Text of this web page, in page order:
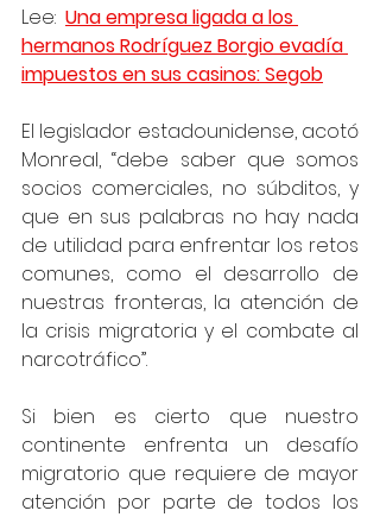
Lee: Una empresa ligada a los
hermanos Rodríguez Borgio evadía
impuestos en sus casinos: Segob
El legislador estadounidense, acotó
Monreal, “debe saber que somos
socios comerciales, no súbditos, y
que en sus palabras no hay nada
de utilidad para enfrentar los retos
comunes, como el desarrollo de
nuestras fronteras, la atención de
la crisis migratoria y el combate al
narcotráfico”.
Si bien es cierto que nuestro
continente enfrenta un desafío
migratorio que requiere de mayor
atención por parte de todos los